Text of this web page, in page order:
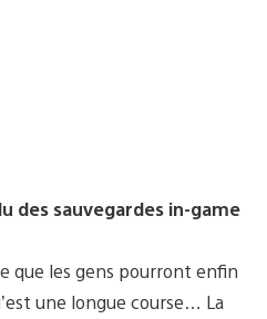
des sauvegardes in-game
que les gens pourront enfin
une longue course… La